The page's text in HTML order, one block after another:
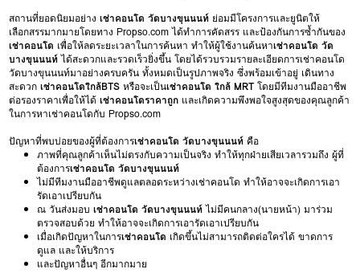
สถานที่ยอดนิยมอย่างเช่าคอนโด วัดบางขุนนนท์ ย่อมมีโครงการและยูนิตให้
เลือกสรรมากมายโดยทาง Propso.com ได้ทำการคัดสรร และป้องกันการซ้ำกันของ
เช่าคอนโด เพื่อให้ลดระยะเวลาในการค้นหา ทำให้ผู้ใช้งานค้นหาเช่าคอนโด วัด
บางขุนนนท์ได้สะดวกและรวดเร็วยิ่งขึ้น โดยได้รวบรวมรายละเอียดการเช่าคอนโด
วัดบางขุนนนท์มาอย่างครบครัน ทั้งหมดเป็นรูปภาพจริง ซึ่งพร้อมเข้าอยู่ เดินทาง
สะดวกเช่าคอนโดใกล้BTS หรือจะเป็นเช่าคอนโด ใกล้ MRT โดยมีทีมงานมืออาชีพ
ต่อรองราคาเพื่อให้ได้เช่าคอนโดราคาถูก และเกิดความพึงพอใจสูงสุดของคุณลูกค้า
ในการหาเช่าคอนโดกับ Propso.com
ปัญหาที่พบบ่อยของผู้ที่ต้องการเช่าคอนโด วัดบางขุนนนท์ คือ
ภาพที่คุณลูกค้าเห็นไม่ตรงกับความเป็นจริง ทำให้ทุกฝ่ายเสียเวลารวมถึง ผู้ที่
ต้องการเช่าคอนโด วัดบางขุนนนท์
ไม่มีทีมงานมืออาชีพดูแลตลอดระหว่างเช่าคอนโด ทำให้อาจจะเกิดการเอา
รัดเอาเปรียบกัน
ณ วันส่งมอบเช่าคอนโด วัดบางขุนนนท์ไม่มีคนกลาง(นายหน้า) มาร่วม
ตรวจสอบด้วย ทำให้อาจจะเกิดการเอารัดเอาเปรียบกัน
เมื่อเกิดปัญหาในการเช่าคอนโด เกิดขึ้นไม่สามารถติดต่อใครได้ ขาดการ
ดูแล และให้บริการ
และปัญหาอื่นๆ อีกมากมาย